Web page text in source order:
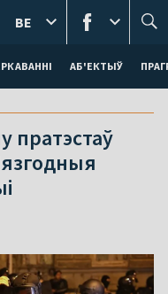
АБ'ЕКТЫЎ
BE
пратэстаў